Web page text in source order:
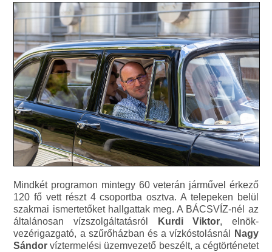
Mindkét programon mintegy 60 veterán járművel érkező
120 fő vett részt 4 csoportba osztva. A telepeken belül
szakmai ismertetőket hallgattak meg. A BÁCSVÍZ-nél az
általánosan vízszolgáltatásról
Kurdi Viktor, elnök-
vezérigazgató, a szűrőházban és a vízkóstolásnál
Nagy
Sándor víztermelési üzemvezető beszélt, a cégtörténetet